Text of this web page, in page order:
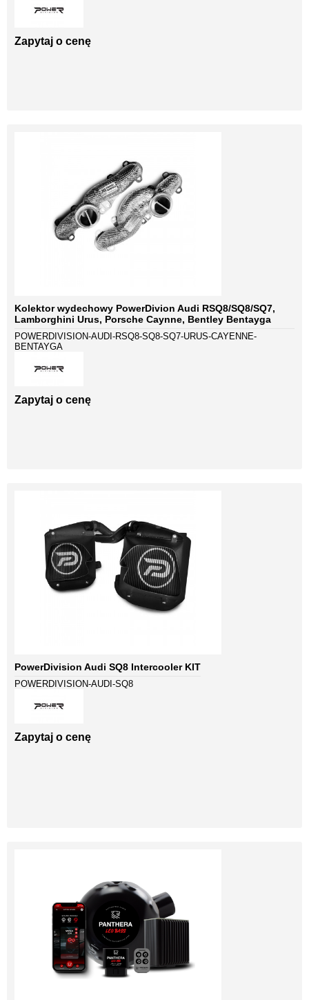
Zapytaj o cenę
Kolektor wydechowy PowerDivion Audi RSQ8/SQ8/SQ7,
Lamborghini Urus, Porsche Caynne, Bentley Bentayga
POWERDIVISION-AUDI-RSQ8-SQ8-SQ7-URUS-CAYENNE-
BENTAYGA
Zapytaj o cenę
PowerDivision Audi SQ8 Intercooler KIT
POWERDIVISION-AUDI-SQ8
Zapytaj o cenę